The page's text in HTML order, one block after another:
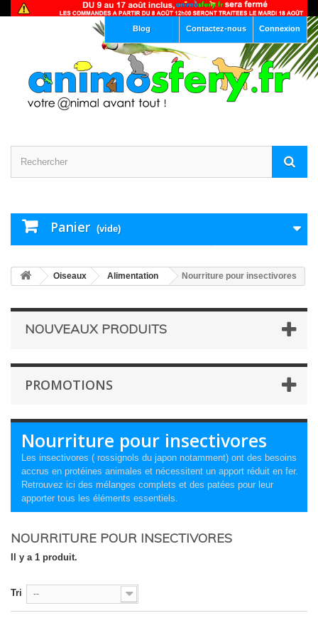
Connexion
Contactez-nous
Blog
Panier (vide)
Oiseaux Alimentation Nourriture pour insectivores
NOUVEAUX PRODUITS
PROMOTIONS
Nourriture pour insectivores
Les insectivores ( rossignols du japon notamment) ont des besoins
accrus en protéines animales et nécessitent un apport réduit en fer.
Retrouvez ici des mélanges complets et des patées pour leur
apporter tous les éléments essentiels.
NOURRITURE POUR INSECTIVORES
Il y a 1 produit.
Tri --